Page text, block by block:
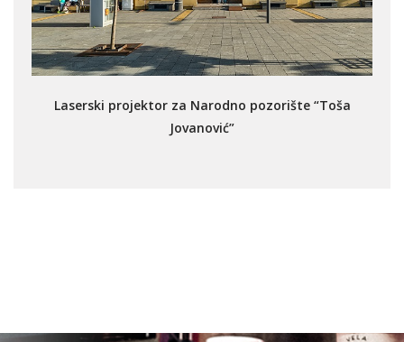
Laserski projektor za Narodno pozorište “Toša
Jovanović”